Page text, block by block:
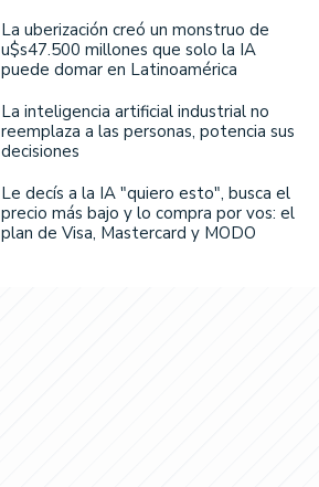
La uberización creó un monstruo de
u$s47.500 millones que solo la IA
puede domar en Latinoamérica
La inteligencia artificial industrial no
reemplaza a las personas, potencia sus
decisiones
Le decís a la IA "quiero esto", busca el
precio más bajo y lo compra por vos: el
plan de Visa, Mastercard y MODO